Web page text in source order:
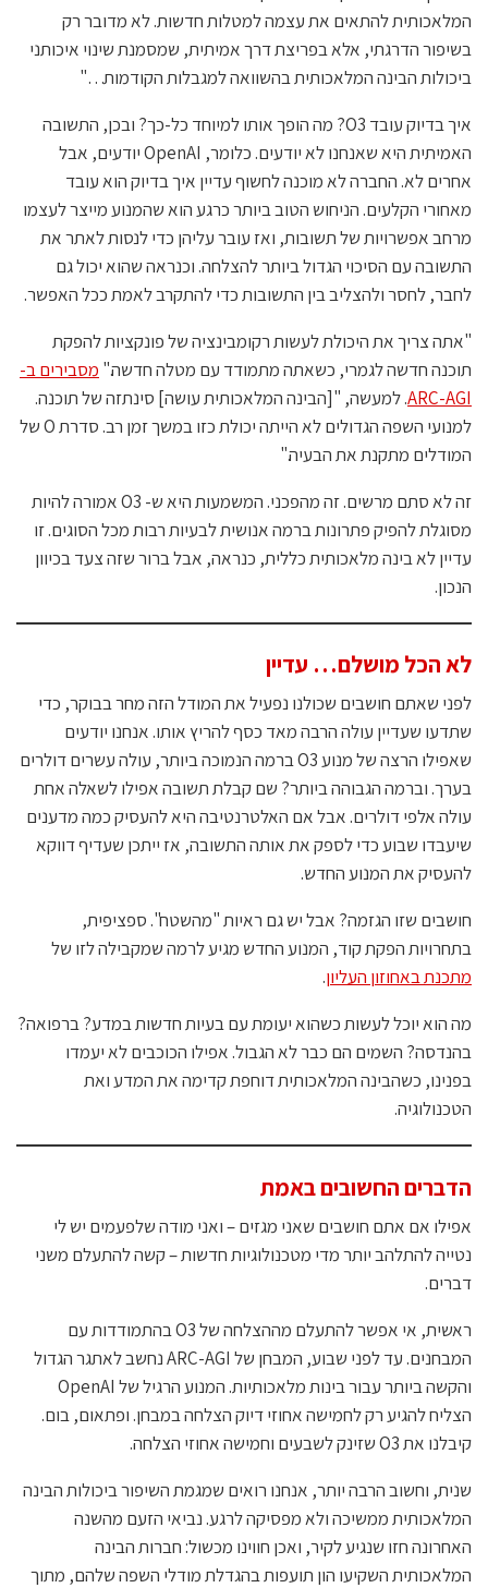
המלאכותית להתאים את עצמה למטלות חדשות. לא מדובר רק
בשיפור הדרגתי, אלא בפריצת דרך אמיתית, שמסמנת שינוי איכותני
ביכולות הבינה המלאכותית בהשוואה למגבלות הקודמות…"
איך בדיוק עובד O3? מה הופך אותו למיוחד כל-כך? ובכן, התשובה
האמיתית היא שאנחנו לא יודעים. כלומר, OpenAI יודעים, אבל
אחרים לא. החברה לא מוכנה לחשוף עדיין איך בדיוק הוא עובד
מאחורי הקלעים. הניחוש הטוב ביותר כרגע הוא שהמנוע מייצר לעצמו
מרחב אפשרויות של תשובות, ואז עובר עליהן כדי לנסות לאתר את
התשובה עם הסיכוי הגדול ביותר להצלחה. וכנראה שהוא יכול גם
לחבר, לחסר ולהצליב בין התשובות כדי להתקרב לאמת ככל האפשר.
"אתה צריך את היכולת לעשות רקומבינציה של פונקציות להפקת
תוכנה חדשה לגמרי, כשאתה מתמודד עם מטלה חדשה." מסבירים ב-
ARC-AGI. למעשה, "[הבינה המלאכותית עושה] סינתזה של תוכנה.
למנועי השפה הגדולים לא הייתה יכולת כזו במשך זמן רב. סדרת O של
המודלים מתקנת את הבעיה."
זה לא סתם מרשים. זה מהפכני. המשמעות היא ש- O3 אמורה להיות
מסוגלת להפיק פתרונות ברמה אנושית לבעיות רבות מכל הסוגים. זו
עדיין לא בינה מלאכותית כללית, כנראה, אבל ברור שזה צעד בכיוון
הנכון.
לא הכל מושלם… עדיין
לפני שאתם חושבים שכולנו נפעיל את המודל הזה מחר בבוקר, כדי
שתדעו שעדיין עולה הרבה מאד כסף להריץ אותו. אנחנו יודעים
שאפילו הרצה של מנוע O3 ברמה הנמוכה ביותר, עולה עשרים דולרים
בערך. וברמה הגבוהה ביותר? שם קבלת תשובה אפילו לשאלה אחת
עולה אלפי דולרים. אבל אם האלטרנטיבה היא להעסיק כמה מדענים
שיעבדו שבוע כדי לספק את אותה התשובה, אז ייתכן שעדיף דווקא
להעסיק את המנוע החדש.
חושבים שזו הגזמה? אבל יש גם ראיות "מהשטח". ספציפית,
בתחרויות הפקת קוד, המנוע החדש מגיע לרמה שמקבילה לזו של
מתכנת באחוזון העליון.
מה הוא יוכל לעשות כשהוא יעומת עם בעיות חדשות במדע? ברפואה?
בהנדסה? השמים הם כבר לא הגבול. אפילו הכוכבים לא יעמדו
בפנינו, כשהבינה המלאכותית דוחפת קדימה את המדע ואת
הטכנולוגיה.
הדברים החשובים באמת
אפילו אם אתם חושבים שאני מגזים – ואני מודה שלפעמים יש לי
נטייה להתלהב יותר מדי מטכנולוגיות חדשות – קשה להתעלם משני
דברים.
ראשית, אי אפשר להתעלם מההצלחה של O3 בהתמודדות עם
המבחנים. עד לפני שבוע, המבחן של ARC-AGI נחשב לאתגר הגדול
והקשה ביותר עבור בינות מלאכותיות. המנוע הרגיל של OpenAI
הצליח להגיע רק לחמישה אחוזי דיוק הצלחה במבחן. ופתאום, בום.
קיבלנו את O3 שזינק לשבעים וחמישה אחוזי הצלחה.
שנית, וחשוב הרבה יותר, אנחנו רואים שמגמת השיפור ביכולות הבינה
המלאכותית ממשיכה ולא מפסיקה לרגע. נביאי הזעם מהשנה
האחרונה חזו שנגיע לקיר, ואכן חווינו מכשול: חברות הבינה
המלאכותית השקיעו הון תועפות בהגדלת מודלי השפה שלהם, מתוך